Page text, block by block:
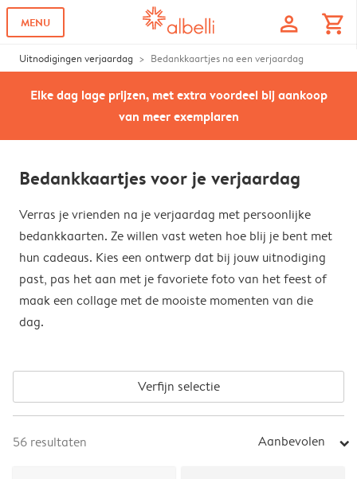
MENU profile shopping_cart
Uitnodigingen verjaardag Bedankkaartjes na een verjaardag
Elke dag lage prijzen, met extra voordeel bij aankoop
van meer exemplaren
Bedankkaartjes voor je verjaardag
Verras je vrienden na je verjaardag met persoonlijke
bedankkaarten. Ze willen vast weten hoe blij je bent met
hun cadeaus. Kies een ontwerp dat bij jouw uitnodiging
past, pas het aan met je favoriete foto van het feest of
maak een collage met de mooiste momenten van die
dag.
Verfijn selectie
56 resultaten Aanbevolen arrow_right